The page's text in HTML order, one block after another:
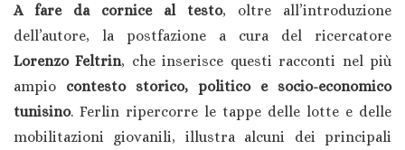
A fare da cornice al testo, oltre all’introduzione
dell’autore, la postfazione a cura del ricercatore
Lorenzo Feltrin, che inserisce questi racconti nel più
ampio contesto storico, politico e socio-economico
tunisino. Ferlin ripercorre le tappe delle lotte e delle
mobilitazioni giovanili, illustra alcuni dei principali